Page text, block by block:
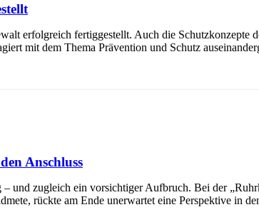
erfolgreich fertiggestellt. Auch die Schutzkonzepte
mit dem Thema Prävention und Schutz
Anschluss
und zugleich ein vorsichtiger Aufbruch. Bei der
rückte am Ende unerwartet eine Perspektive in